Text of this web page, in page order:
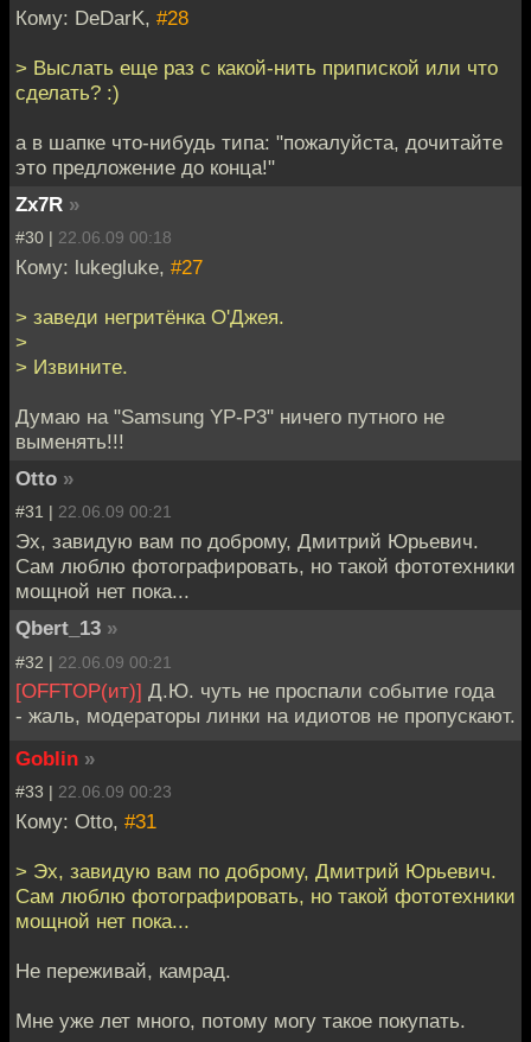
Кому: DeDarK, #28
> Выслать еще раз с какой-нить припиской или что
сделать? :)
а в шапке что-нибудь типа: "пожалуйста, дочитайте
это предложение до конца!"
Zx7R »
#30 | 22.06.09 00:18
Кому: lukegluke, #27
> заведи негритёнка О'Джея.
>
> Извините.
Думаю на "Samsung YP-P3" ничего путного не
выменять!!!
Otto »
#31 | 22.06.09 00:21
Эх, завидую вам по доброму, Дмитрий Юрьевич.
Сам люблю фотографировать, но такой фототехники
мощной нет пока...
Qbert_13 »
#32 | 22.06.09 00:21
[OFFTOP(ит)] Д.Ю. чуть не проспали событие года
- жаль, модераторы линки на идиотов не пропускают.
Goblin »
#33 | 22.06.09 00:23
Кому: Otto, #31
> Эх, завидую вам по доброму, Дмитрий Юрьевич.
Сам люблю фотографировать, но такой фототехники
мощной нет пока...
Не переживай, камрад.
Мне уже лет много, потому могу такое покупать.